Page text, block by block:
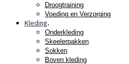
Droogtraining
Voeding en Verzorging
Kleding.
Onderkleding
Skeelerpakken
Sokken
Boven kleding